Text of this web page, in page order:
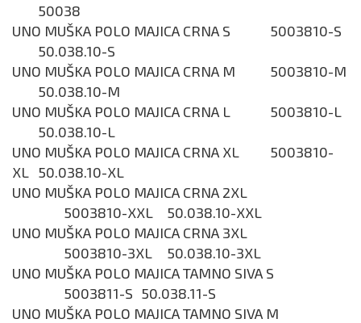
50038
UNO MUŠKA POLO MAJICA CRNA S
5003810-S
50.038.10-S
UNO MUŠKA POLO MAJICA CRNA M
5003810-M
50.038.10-M
UNO MUŠKA POLO MAJICA CRNA L
5003810-L
50.038.10-L
UNO MUŠKA POLO MAJICA CRNA XL
5003810-
XL 50.038.10-XL
UNO MUŠKA POLO MAJICA CRNA 2XL
5003810-XXL
50.038.10-XXL
UNO MUŠKA POLO MAJICA CRNA 3XL
5003810-3XL
50.038.10-3XL
UNO MUŠKA POLO MAJICA TAMNO SIVA S
5003811-S 50.038.11-S
UNO MUŠKA POLO MAJICA TAMNO SIVA M